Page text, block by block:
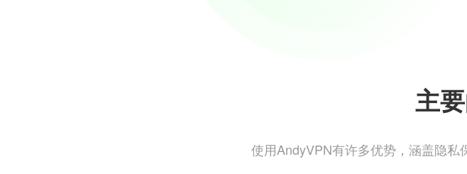
主
使用AndyVPN有许多优势，涵盖隐